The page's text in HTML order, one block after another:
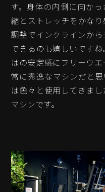
す。身体の内側に向か
縮とストレッチをかな
調整でインクラインか
できるのも嬉しいです
はの安定感にフリーウ
常に秀逸なマシンだと思
は色々と使用してきま
マシンです。